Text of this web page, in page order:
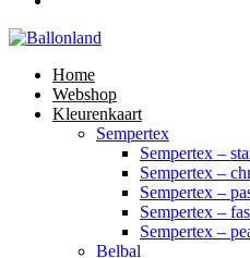
Home
Webshop
Kleurenkaart
Sempertex
Sempertex –
Sempertex –
Sempertex –
Sempertex –
Sempertex –
Belbal